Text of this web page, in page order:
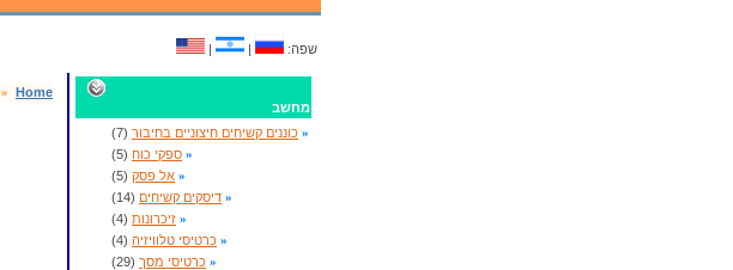
| | :שפה
» Home
מחשב
(7) כוננים קשיחים חיצוניים בחיבור »
(5) ספקי כוח »
(5) אל פסק »
(14) דיסקים קשיחים »
(4) זיכרונות »
(4) כרטיסי טלוויזיה »
(29) כרטיסי מסך »